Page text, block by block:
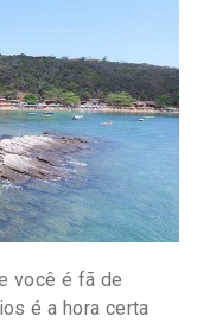
você é fã de
é a hora certa